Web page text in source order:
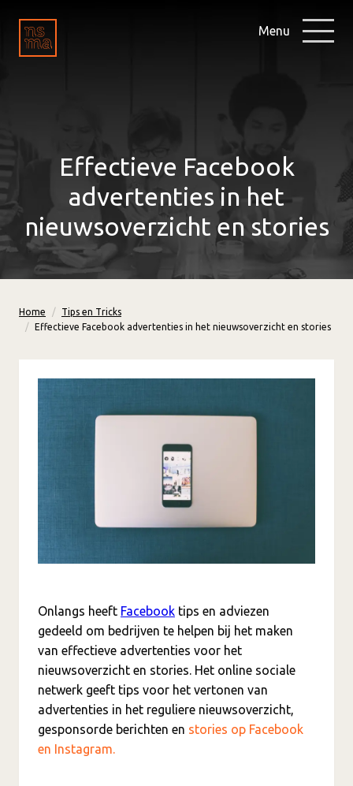
Menu
Effectieve Facebook
advertenties in het
nieuwsoverzicht en stories
Home
Tips en Tricks
Effectieve Facebook advertenties in het nieuwsoverzicht en stories
Onlangs heeft Facebook tips en adviezen
gedeeld om bedrijven te helpen bij het maken
van effectieve advertenties voor het
nieuwsoverzicht en stories. Het online sociale
netwerk geeft tips voor het vertonen van
advertenties in het reguliere nieuwsoverzicht,
gesponsorde berichten en stories op Facebook
en Instagram.